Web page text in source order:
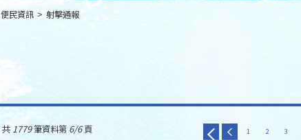
便民資訊 > 射擊通報
共 1779筆資料第 6/6頁 1 2 3